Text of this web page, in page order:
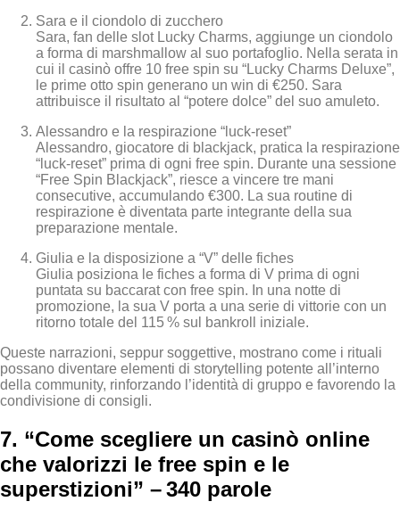
Sara e il ciondolo di zucchero
Sara, fan delle slot Lucky Charms, aggiunge un ciondolo
a forma di marshmallow al suo portafoglio. Nella serata in
cui il casinò offre 10 free spin su “Lucky Charms Deluxe”,
le prime otto spin generano un win di €250. Sara
attribuisce il risultato al “potere dolce” del suo amuleto.
Alessandro e la respirazione “luck‑reset”
Alessandro, giocatore di blackjack, pratica la respirazione
“luck‑reset” prima di ogni free spin. Durante una sessione
“Free Spin Blackjack”, riesce a vincere tre mani
consecutive, accumulando €300. La sua routine di
respirazione è diventata parte integrante della sua
preparazione mentale.
Giulia e la disposizione a “V” delle fiches
Giulia posiziona le fiches a forma di V prima di ogni
puntata su baccarat con free spin. In una notte di
promozione, la sua V porta a una serie di vittorie con un
ritorno totale del 115 % sul bankroll iniziale.
Queste narrazioni, seppur soggettive, mostrano come i rituali
possano diventare elementi di storytelling potente all’interno
della community, rinforzando l’identità di gruppo e favorendo la
condivisione di consigli.
7. “Come scegliere un casinò online
che valorizzi le free spin e le
superstizioni” – 340 parole